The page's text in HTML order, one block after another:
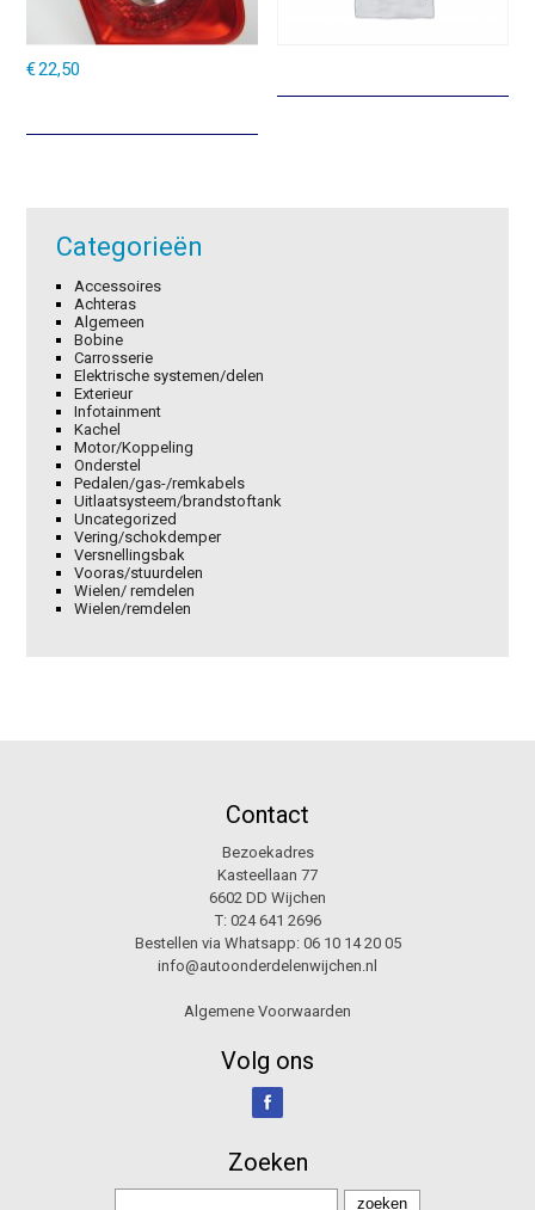
€22,50
Categorieën
Accessoires
Achteras
Algemeen
Bobine
Carrosserie
Elektrische systemen/delen
Exterieur
Infotainment
Kachel
Motor/Koppeling
Onderstel
Pedalen/gas-/remkabels
Uitlaatsysteem/brandstoftank
Uncategorized
Vering/schokdemper
Versnellingsbak
Vooras/stuurdelen
Wielen/ remdelen
Wielen/remdelen
Contact
Bezoekadres
Kasteellaan 77
6602 DD Wijchen
T: 024 641 2696
Bestellen via Whatsapp: 06 10 14 20 05
info@autoonderdelenwijchen.nl
Algemene Voorwaarden
Volg ons
Zoeken